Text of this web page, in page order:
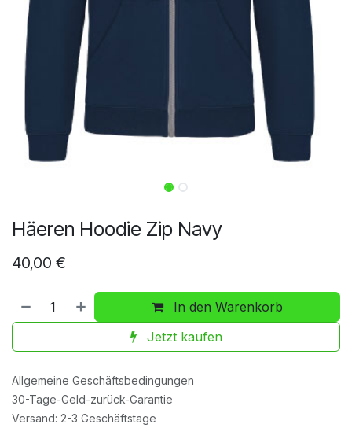
Häeren Hoodie Zip Navy
40,00 €
In den Warenkorb
Jetzt kaufen
Allgemeine Geschäftsbedingungen
30-Tage-Geld-zurück-Garantie
Versand: 2-3 Geschäftstage